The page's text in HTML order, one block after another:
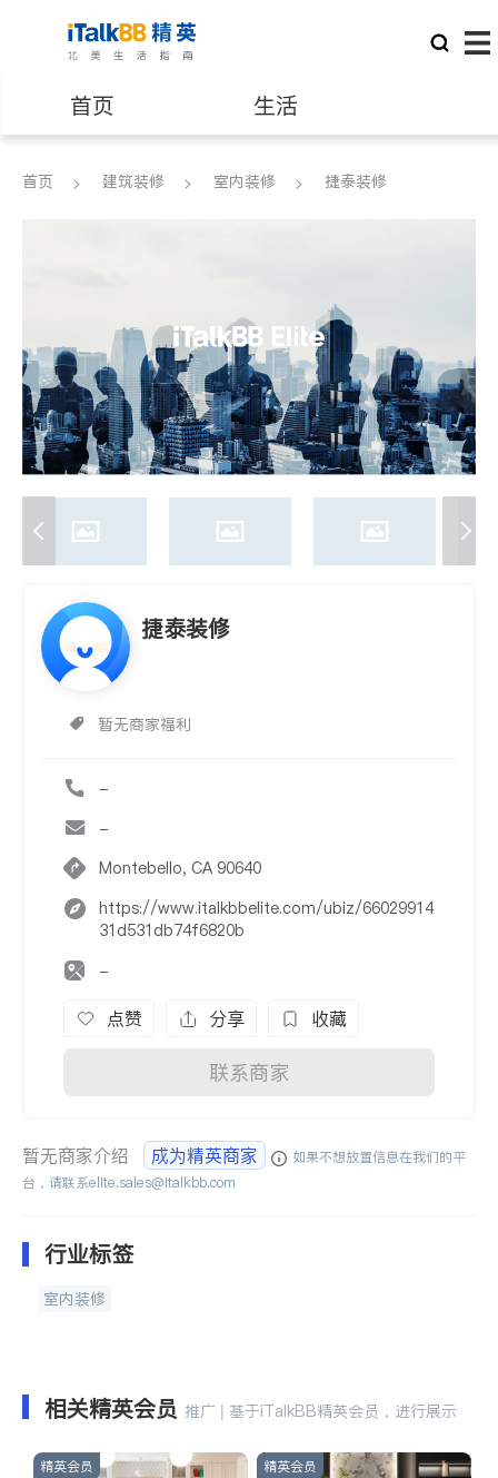
首页 生活
医生 律师
养老 非盈利组织
首页 建筑装修 室内装修 捷泰装修
捷泰装修
暂无商家福利
-
-
Montebello, CA 90640
https://www.italkbbelite.com/ubiz/66029914
31d531db74f6820b
-
点赞 分享 收藏
联系商家
暂无商家介绍 成为精英商家
如果不想放置信息在我们的平
台，请联系elite.sales@italkbb.com
行业标签
室内装修
相关精英会员 推广 | 基于iTalkBB精英会员，进行展示
精英会员 精英会员